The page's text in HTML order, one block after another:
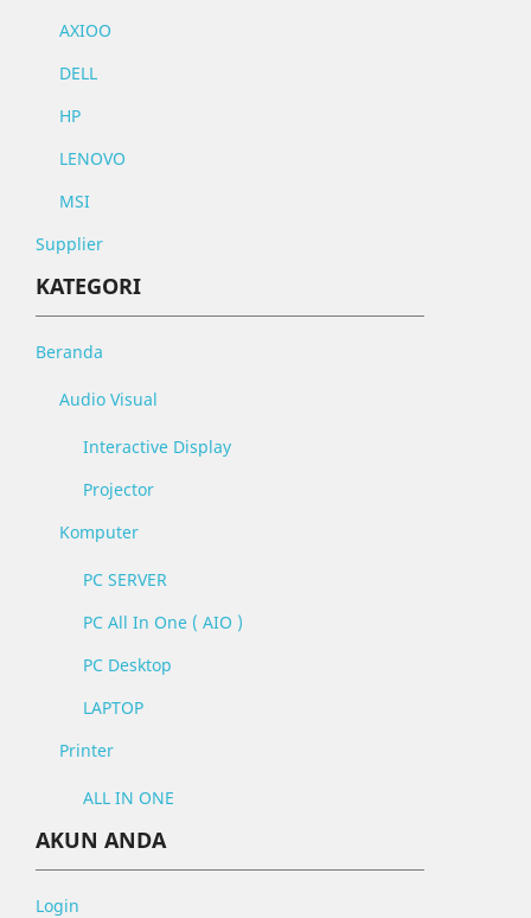
AXIOO
DELL
HP
LENOVO
MSI
Supplier
KATEGORI
Beranda
Audio Visual
Interactive Display
Projector
Komputer
PC SERVER
PC All In One ( AIO )
PC Desktop
LAPTOP
Printer
ALL IN ONE
AKUN ANDA
Login